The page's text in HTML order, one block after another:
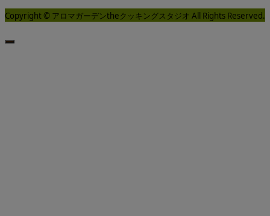
Copyright © アロマガーデンtheクッキングスタジオ All Rights Reserved.